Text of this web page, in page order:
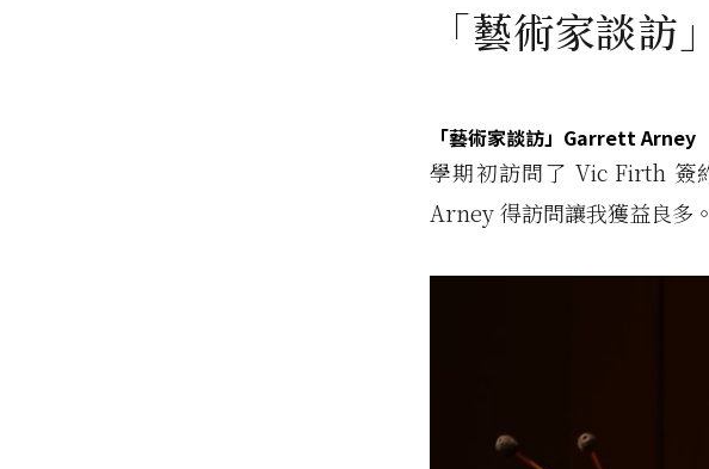
「藝術家談
「藝術家談訪」Garrett Arney
學期初訪問了 Vic Firth 簽
Arney 得訪問讓我獲益良多。